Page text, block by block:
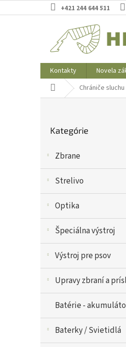
na
+421 244 644 511
Kontakty Novela
Domov Chrániče sluchu
a
kategórie
Kategórie
Zbrane
Strelivo
Optika
Špeciálna výstroj
Výstroj pre psov
Upravy zbraní a
Batérie -
Baterky / Svietidlá